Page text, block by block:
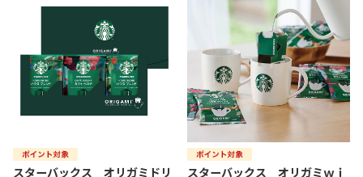
スターバックス オリガミドリ
スターバックス オリガミｗｉ